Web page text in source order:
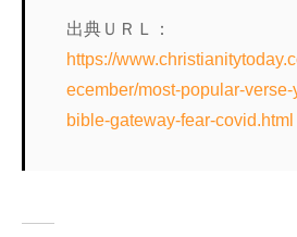
出典ＵＲＬ：
https://
ecember/most-popular-
bible-gateway-fear-covid.html